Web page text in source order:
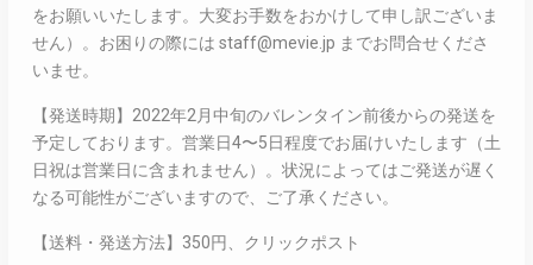
をお願いいたします。大変お手数をおかけして申し訳ございま
せん）。お困りの際には staff@mevie.jp までお問合せくださ
いませ。
【発送時期】2022年2月中旬のバレンタイン前後からの発送を
予定しております。営業日4〜5日程度でお届けいたします（土
日祝は営業日に含まれません）。状況によってはご発送が遅く
なる可能性がございますので、ご了承ください。
【送料・発送方法】350円、クリックポスト